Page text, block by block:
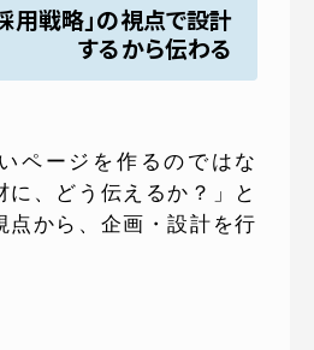
用戦略」の視点で設計
するから伝わる
ページを作るのではな
に、どう伝えるか？」と
点から、企画・設計を行